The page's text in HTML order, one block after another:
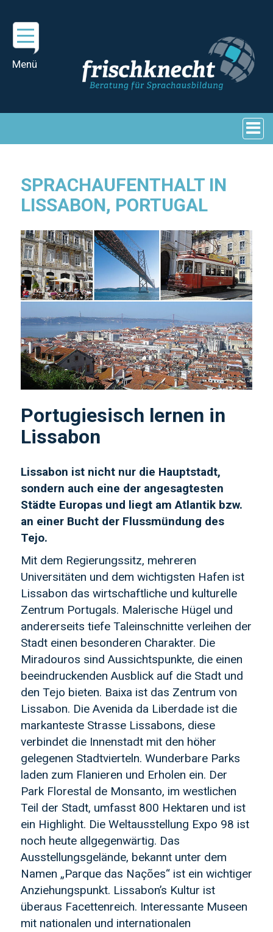
SPRACHAUFENTHALT IN
LISSABON, PORTUGAL
Portugiesisch lernen in
Lissabon
Lissabon ist nicht nur die Hauptstadt,
sondern auch eine der angesagtesten
Städte Europas und liegt am Atlantik bzw.
an einer Bucht der Flussmündung des
Tejo.
Mit dem Regierungssitz, mehreren
Universitäten und dem wichtigsten Hafen ist
Lissabon das wirtschaftliche und kulturelle
Zentrum Portugals. Malerische Hügel und
andererseits tiefe Taleinschnitte verleihen der
Stadt einen besonderen Charakter. Die
Miradouros sind Aussichtspunkte, die einen
beeindruckenden Ausblick auf die Stadt und
den Tejo bieten. Baixa ist das Zentrum von
Lissabon. Die Avenida da Liberdade ist die
markanteste Strasse Lissabons, diese
verbindet die Innenstadt mit den höher
gelegenen Stadtvierteln. Wunderbare Parks
laden zum Flanieren und Erholen ein. Der
Park Florestal de Monsanto, im westlichen
Teil der Stadt, umfasst 800 Hektaren und ist
ein Highlight. Die Weltausstellung Expo 98 ist
noch heute allgegenwärtig. Das
Ausstellungsgelände, bekannt unter dem
Namen „Parque das Nações“ ist ein wichtiger
Anziehungspunkt. Lissabon’s Kultur ist
überaus Facettenreich. Interessante Museen
mit nationalen und internationalen